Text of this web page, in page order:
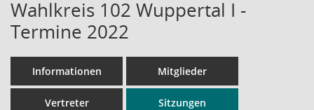
Wahlkreis 102 Wuppertal I -
Termine 2022
Informationen Mitglieder
Vertreter Sitzungen